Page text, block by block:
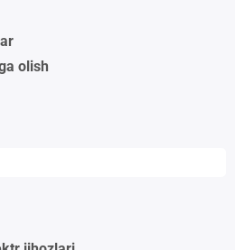
olish